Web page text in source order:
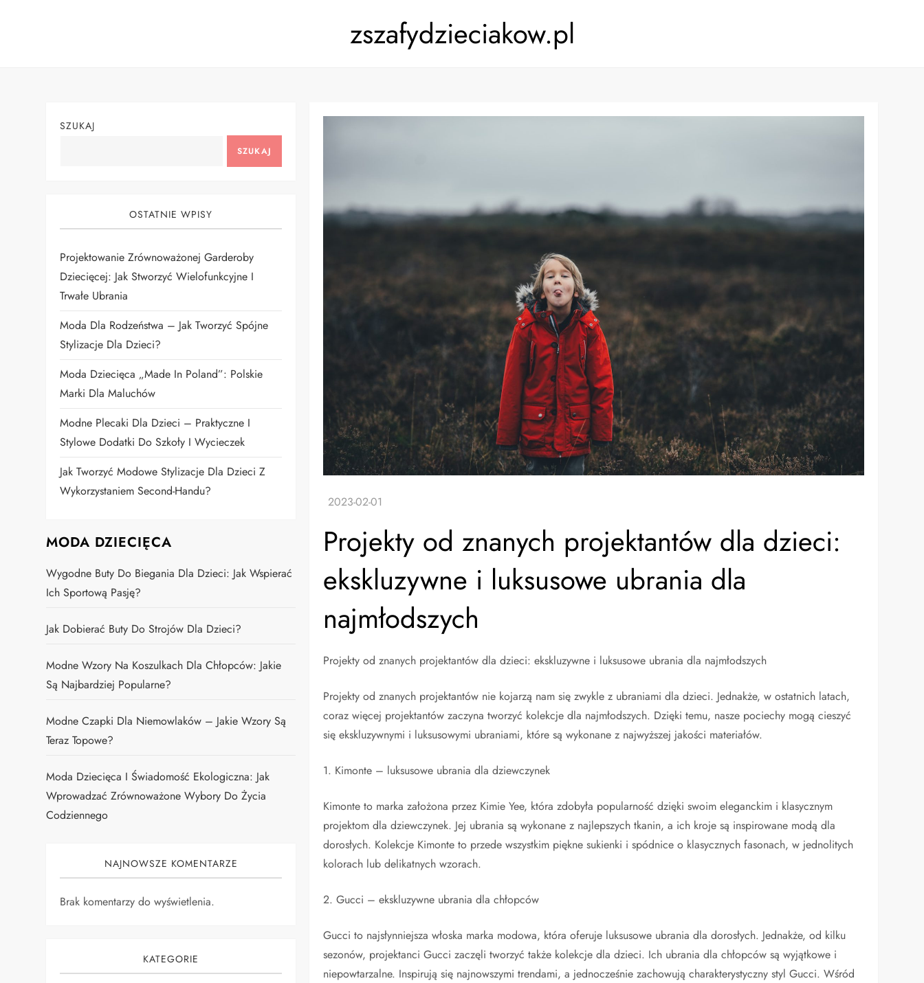
zszafydzieciakow.pl
Projekty od znanych projektantów dla dzieci:
ekskluzywne i luksusowe ubrania dla
najmłodszych
Projekty od znanych projektantów dla dzieci: ekskluzywne i luksusowe ubrania dla najmłodszych
Projekty od znanych projektantów nie kojarzą nam się zwykle z ubraniami dla dzieci. Jednakże, w ostatnich latach,
coraz więcej projektantów zaczyna tworzyć kolekcje dla najmłodszych. Dzięki temu, nasze pociechy mogą cieszyć
się ekskluzywnymi i luksusowymi ubraniami, które są wykonane z najwyższej jakości materiałów.
1. Kimonte – luksusowe ubrania dla dziewczynek
Kimonte to marka założona przez Kimie Yee, która zdobyła popularność dzięki swoim eleganckim i klasycznym
projektom dla dziewczynek. Jej ubrania są wykonane z najlepszych tkanin, a ich kroje są inspirowane modą dla
dorosłych. Kolekcje Kimonte to przede wszystkim piękne sukienki i spódnice o klasycznych fasonach, w jednolitych
kolorach lub delikatnych wzorach.
2. Gucci – ekskluzywne ubrania dla chłopców
Gucci to najsłynniejsza włoska marka modowa, która oferuje luksusowe ubrania dla dorosłych. Jednakże, od kilku
sezonów, projektanci Gucci zaczęli tworzyć także kolekcje dla dzieci. Ich ubrania dla chłopców są wyjątkowe i
niepowtarzalne. Inspirują się najnowszymi trendami, a jednocześnie zachowują charakterystyczny styl Gucci. Wśród
SZUKAJ
SZUKAJ
OSTATNIE WPISY
Projektowanie Zrównoważonej Garderoby
Dziecięcej: Jak Stworzyć Wielofunkcyjne I
Trwałe Ubrania
Moda Dla Rodzeństwa – Jak Tworzyć Spójne
Stylizacje Dla Dzieci?
Moda Dziecięca „Made In Poland”: Polskie
Marki Dla Maluchów
Modne Plecaki Dla Dzieci – Praktyczne I
Stylowe Dodatki Do Szkoły I Wycieczek
Jak Tworzyć Modowe Stylizacje Dla Dzieci Z
Wykorzystaniem Second-Handu?
MODA DZIECIĘCA
Wygodne Buty Do Biegania Dla Dzieci: Jak Wspierać
Ich Sportową Pasję?
Jak Dobierać Buty Do Strojów Dla Dzieci?
Modne Wzory Na Koszulkach Dla Chłopców: Jakie
Są Najbardziej Popularne?
Modne Czapki Dla Niemowlaków – Jakie Wzory Są
Teraz Topowe?
Moda Dziecięca I Świadomość Ekologiczna: Jak
Wprowadzać Zrównoważone Wybory Do Życia
Codziennego
NAJNOWSZE KOMENTARZE
Brak komentarzy do wyświetlenia.
KATEGORIE